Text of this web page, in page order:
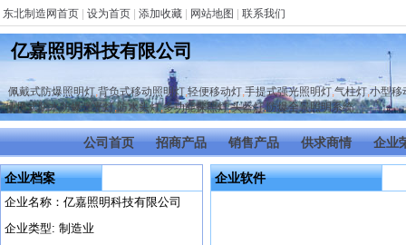
东北制造网首页 设为首页 添加收藏 网站地图 联系我们
亿嘉照明科技有限公司
佩戴式防爆照明灯,背负式移动照明灯,轻便移动灯,手提式强光照明灯,气柱灯,小型移
便携式防水防爆强光灯,防水头灯,多功能探照灯,头盔灯,防爆全景照明系统
公司首页 招商产品 销售产品 供求商情 企业
企业档案
企业名称：亿嘉照明科技有限公司
企业类型: 制造业
企业软件